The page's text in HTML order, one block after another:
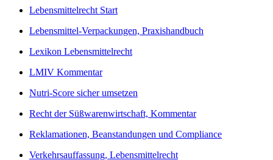
Lebensmittelrecht Start
Lebensmittel-Verpackungen, Praxishandbuch
Lexikon Lebensmittelrecht
LMIV Kommentar
Nutri-Score sicher umsetzen
Recht der Süßwarenwirtschaft, Kommentar
Reklamationen, Beanstandungen und Compliance
Verkehrsauffassung, Lebensmittelrecht